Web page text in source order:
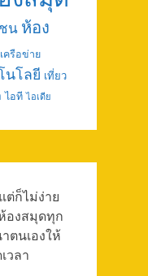
น ห้อง
เครือข่าย
นโลยี เที่ยว
ไอที ไอเดีย
ต่ก็ไม่ง่าย
องสมุดทุก
ตนเองให้
วลา